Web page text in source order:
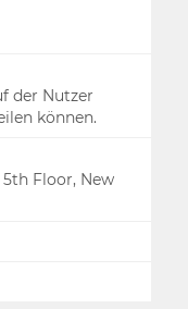
der Nutzer
können.
Floor, New